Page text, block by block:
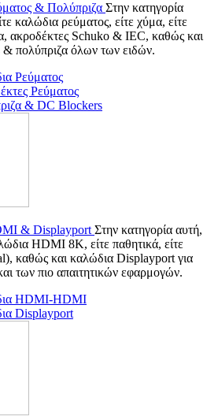
& Πολύπριζα Στην κατηγορία
καλώδια ρεύματος, είτε χύμα, είτε
ακροδέκτες Schuko & IEC, καθώς και
πολύπριζα όλων των ειδών.
Ρεύματος
Ρεύματος
& DC Blockers
& Displayport Στην κατηγορία αυτή,
HDMI 8K, είτε παθητικά, είτε
καθώς και καλώδια Displayport για
των πιο απαιτητικών εφαρμογών.
HDMI-HDMI
Displayport